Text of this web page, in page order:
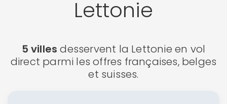
Lettonie
5 villes desservent la Lettonie en vol
direct parmi les offres françaises, belges
et suisses.